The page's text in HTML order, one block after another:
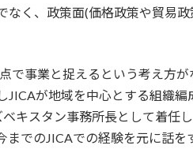
く、政策面(価格政策や貿易
で事業と捉えるという考え方
が地域を中心とする組織
キスタン事務所長として着任
でのJICAでの経験を元に話を